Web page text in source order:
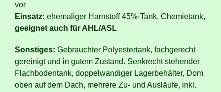
vor
Einsatz: ehemaliger Harnstoff 45%-Tank, Chemietank,
geeignet auch für AHL/ASL
Sonstiges: Gebrauchter Polyestertank, fachgerecht
gereinigt und in gutem Zustand. Senkrecht stehender
Flachbodentank, doppelwandiger Lagerbehälter, Dom
oben auf dem Dach, mehrere Zu- und Ausläufe, inkl.